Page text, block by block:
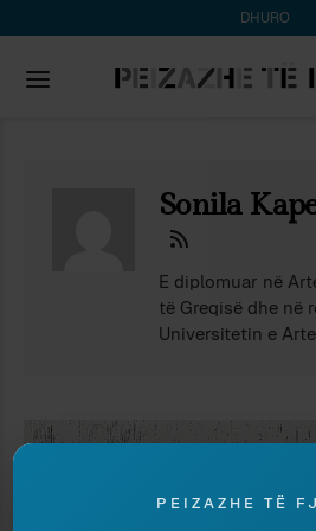
DHURO
Sonila
E diplomuar në
të Greqisë dhe në
Universitetin e
ofruar një qasje
dhe zërin, të
fusha si media,
PEIZAZHE TË